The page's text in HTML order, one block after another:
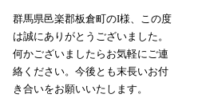
群馬県邑楽郡板倉町のI様、この度
は誠にありがとうございました。
何かございましたらお気軽にご連
絡ください。今後とも末長いお付
き合いをお願いいたします。